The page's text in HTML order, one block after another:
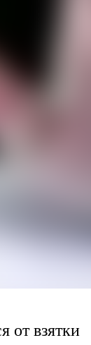
от взятки